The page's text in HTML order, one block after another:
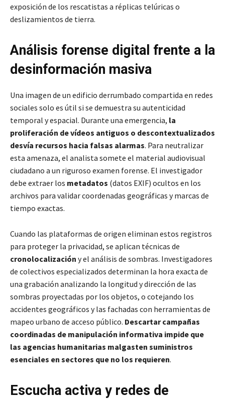
exposición de los rescatistas a réplicas telúricas o
deslizamientos de tierra.
Análisis forense digital frente a la
desinformación masiva
Una imagen de un edificio derrumbado compartida en redes
sociales solo es útil si se demuestra su autenticidad
temporal y espacial. Durante una emergencia, la
proliferación de vídeos antiguos o descontextualizados
desvía recursos hacia falsas alarmas. Para neutralizar
esta amenaza, el analista somete el material audiovisual
ciudadano a un riguroso examen forense. El investigador
debe extraer los metadatos (datos EXIF) ocultos en los
archivos para validar coordenadas geográficas y marcas de
tiempo exactas.
Cuando las plataformas de origen eliminan estos registros
para proteger la privacidad, se aplican técnicas de
cronolocalización y el análisis de sombras. Investigadores
de colectivos especializados determinan la hora exacta de
una grabación analizando la longitud y dirección de las
sombras proyectadas por los objetos, o cotejando los
accidentes geográficos y las fachadas con herramientas de
mapeo urbano de acceso público. Descartar campañas
coordinadas de manipulación informativa impide que
las agencias humanitarias malgasten suministros
esenciales en sectores que no los requieren.
Escucha activa y redes de